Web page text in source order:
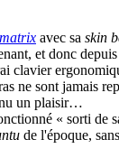
avec sa skin
et donc depuis
clavier
ne sont jamais
un plaisir…
« sorti de
de l'époque,